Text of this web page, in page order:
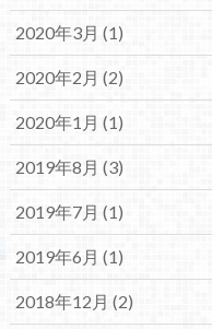
2020年3月 (1)
2020年2月 (2)
2020年1月 (1)
2019年8月 (3)
2019年7月 (1)
2019年6月 (1)
2018年12月 (2)